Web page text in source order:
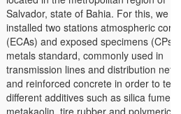
Salvador, state of Bahia. For this, we
installed two stations atmospheric
(ECAs) and exposed specimens (CPs)
metals standard, commonly used in
transmission lines and distribution
and reinforced concrete in order to test
different additives such as silica fume,
metakaolin, tire rubber and polymeric